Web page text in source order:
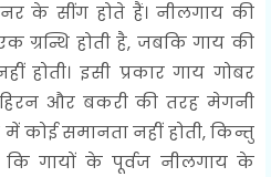
के सींग होते हैं। नीलगाय की
ग्रन्थि होती है, जबकि गाय की
होती। इसी प्रकार गाय गोबर
और बकरी की तरह मेगनी
कोई समानता नहीं होती, किन्तु
कि गायों के पूर्वज नीलगाय के